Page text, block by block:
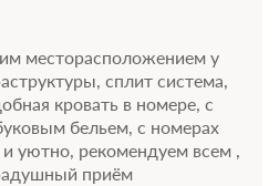
месторасположением у
сплит система,
кровать в номере, с
бельем, с номерах
и уютно, рекомендуем всем ,
приём